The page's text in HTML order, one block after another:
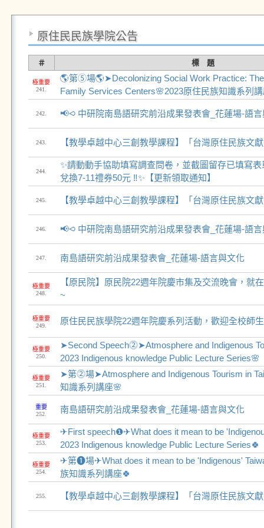
原住民民族學院公告
＃ 標 題
極重要
241.
🌎第⑤場🌎➤Decolonizing Social Work Practice:
Family Services Centers🌸2023原住民族知識系列
242. 📢⪦ 中研院南島語研究前沿成果發表會_花蓮場-語
243. 【教學卓越中心三創教學課程】「台灣原住民族文
244.
✨請動動手協助填寫調查問卷，並截圖留存已填寫
兌換7-11禮券50元 ‼✨【更新領取通知】
245. 【教學卓越中心三創教學課程】「台灣原住民族文
246. 📢⪦ 中研院南島語研究前沿成果發表會_花蓮場-語
247. 南島語研究前沿成果發表會_花蓮場-語言與文化
極重要
248.
【原民院】原民院22週年院慶市集及交流晚會，就
~
極重要
249.
原住民民族學院22週年院慶系列活動，歡迎全校師
極重要
250.
➤Second Speech⓶➤Atmosphere and Indigenous
2023 Indigenous knowledge Public Lecture Series🌸
極重要
251.
➤第⓶場➤Atmosphere and Indigenous Tourism in
知識系列講座🌸
重要
252.
南島語研究前沿成果發表會_花蓮場-語言與文化
極重要
253.
✈First speech❶✈What does it mean to be
2023 Indigenous knowledge Public Lecture Series🍀
極重要
254.
✈第❶場✈What does it mean to be 'Indigenous'
族知識系列講座🍀
255. 【教學卓越中心三創教學課程】「台灣原住民族文